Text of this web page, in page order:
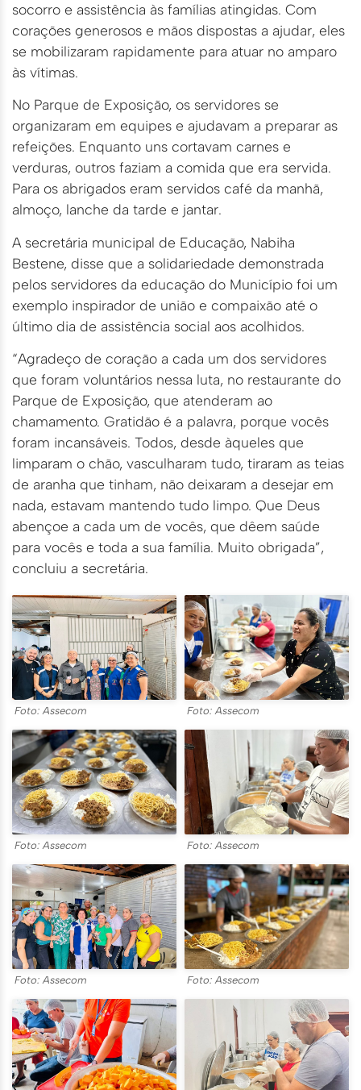
socorro e assistência às famílias atingidas. Com
corações generosos e mãos dispostas a ajudar, eles
se mobilizaram rapidamente para atuar no amparo
às vítimas.
No Parque de Exposição, os servidores se
organizaram em equipes e ajudavam a preparar as
refeições. Enquanto uns cortavam carnes e
verduras, outros faziam a comida que era servida.
Para os abrigados eram servidos café da manhã,
almoço, lanche da tarde e jantar.
A secretária municipal de Educação, Nabiha
Bestene, disse que a solidariedade demonstrada
pelos servidores da educação do Município foi um
exemplo inspirador de união e compaixão até o
último dia de assistência social aos acolhidos.
“Agradeço de coração a cada um dos servidores
que foram voluntários nessa luta, no restaurante do
Parque de Exposição, que atenderam ao
chamamento. Gratidão é a palavra, porque vocês
foram incansáveis. Todos, desde àqueles que
limparam o chão, vasculharam tudo, tiraram as teias
de aranha que tinham, não deixaram a desejar em
nada, estavam mantendo tudo limpo. Que Deus
abençoe a cada um de vocês, que dêem saúde
para vocês e toda a sua família. Muito obrigada”,
concluiu a secretária.
Foto: Assecom Foto: Assecom
Foto: Assecom Foto: Assecom
Foto: Assecom Foto: Assecom